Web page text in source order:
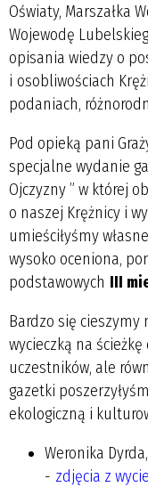
Oświaty, Marszałka
Wojewodę
opisania wiedzy o
i osobliwościach
podaniach,
Pod opieką pani
specjalne wydanie
Ojczyzny ” w której
o naszej Krężnicy i
umieściłyśmy
wysoko oceniona,
podstawowych III
Bardzo się
wycieczką na
uczestników, ale
gazetki
ekologiczną i
Weronika
- zdjęcia z